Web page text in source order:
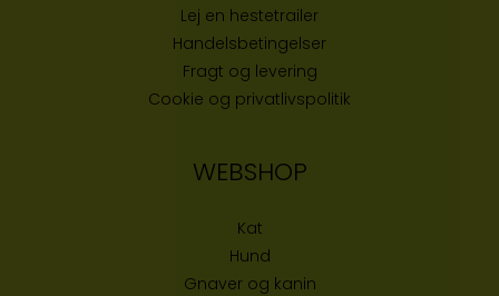
Lej en hestetrailer
Handelsbetingelser
Fragt og levering
Cookie og privatlivspolitik
WEBSHOP
Kat
Hund
Gnaver og kanin